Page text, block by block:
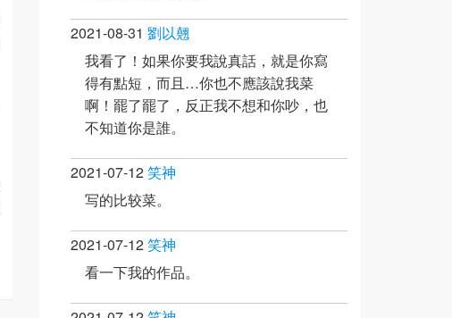
2021-08-31 劉以翹
我看了！如果你要我說真話，就是你寫
得有點短，而且…你也不應該說我菜
啊！罷了罷了，反正我不想和你吵，也
不知道你是誰。
2021-07-12笑神
写的比较菜。
2021-07-12笑神
看一下我的作品。